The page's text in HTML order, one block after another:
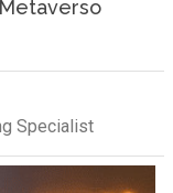
Specialist